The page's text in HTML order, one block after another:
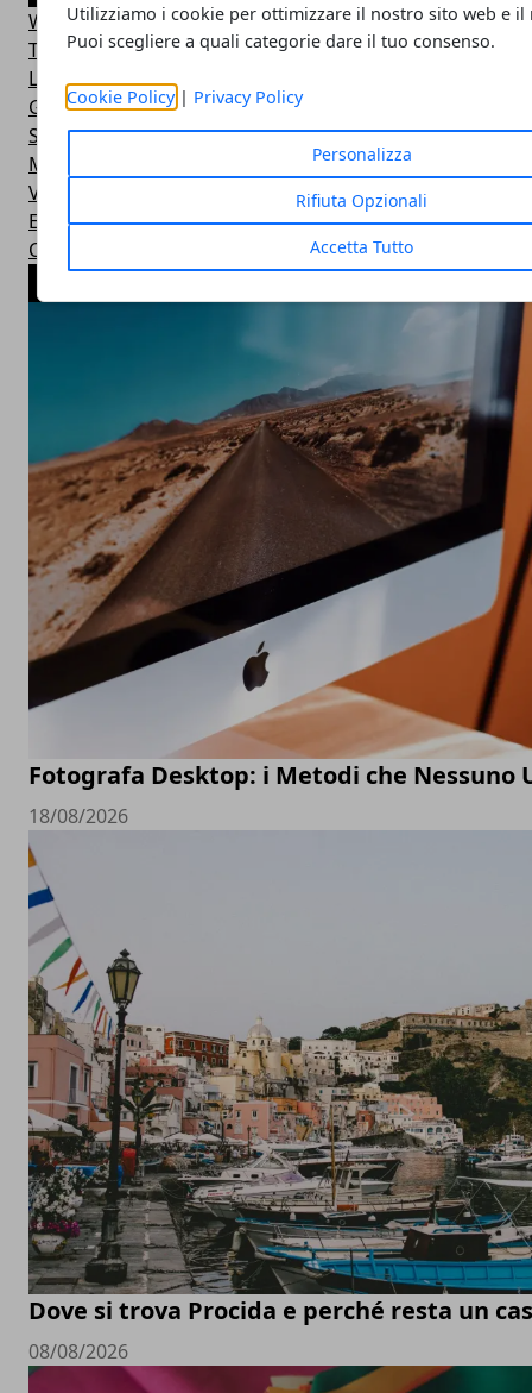
Utilizziamo i cookie per ottimizzare il nostro sito web e il
Puoi scegliere a quali categorie dare il tuo consenso.
Cookie Policy| Privacy Policy
Personalizza
Rifiuta Opzionali
Accetta Tutto
Web marketing
Tecnologia
Lavoro
Guide
Salute
Moda
Viaggi
Economia
Casa
Fotografa Desktop: i Metodi che Nessuno
18/08/2026
Dove si trova Procida e perché resta un
08/08/2026